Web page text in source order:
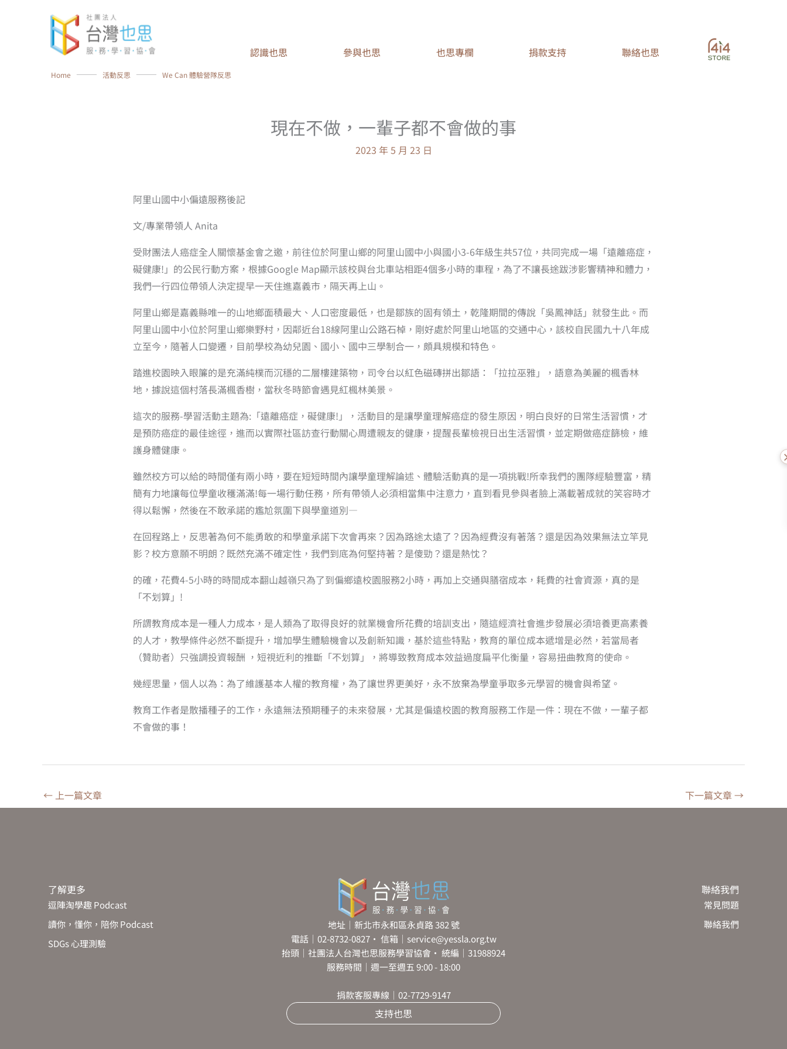
認識也思 參與也思 也思專欄 捐款支持 聯絡也思
Home ⸻ 活動反思 ⸻ We Can 體驗營隊反思
現在不做，一輩子都不會做的事
2023 年 5 月 23 日
阿里山國中小偏遠服務後記
文/專業帶領人 Anita
受財團法人癌症全人關懷基金會之邀，前往位於阿里山鄉的阿里山國中小與國小3-6年級生共57位，共同完成一場「遠離癌症，
礙健康!」的公民行動方案，根據Google Map顯示該校與台北車站相距4個多小時的車程，為了不讓長途跋涉影響精神和體力，
我們一行四位帶領人決定提早一天住進嘉義市，隔天再上山。
阿里山鄉是嘉義縣唯一的山地鄉面積最大、人口密度最低，也是鄒族的固有領土，乾隆期間的傳說「吳鳳神話」就發生此。而
阿里山國中小位於阿里山鄉樂野村，因鄰近台18線阿里山公路石棹，剛好處於阿里山地區的交通中心，該校自民國九十八年成
立至今，隨著人口變遷，目前學校為幼兒園、國小、國中三學制合一，頗具規模和特色。
踏進校園映入眼簾的是充滿純樸而沉穩的二層樓建築物，司令台以紅色磁磚拼出鄒語：「拉拉巫雅」，語意為美麗的楓香林
地，據說這個村落長滿楓香樹，當秋冬時節會遇見紅楓林美景。
這次的服務-學習活動主題為:「遠離癌症，礙健康!」，活動目的是讓學童理解癌症的發生原因，明白良好的日常生活習慣，才
是預防癌症的最佳途徑，進而以實際社區訪查行動關心周遭親友的健康，提醒長輩檢視日出生活習慣，並定期做癌症篩檢，維
護身體健康。
雖然校方可以給的時間僅有兩小時，要在短短時間內讓學童理解論述、體驗活動真的是一項挑戰!所幸我們的團隊經驗豐富，精
簡有力地讓每位學童收穫滿滿!每一場行動任務，所有帶領人必須相當集中注意力，直到看見參與者臉上滿載著成就的笑容時才
得以鬆懈，然後在不敢承諾的尷尬氛圍下與學童道別—
在回程路上，反思著為何不能勇敢的和學童承諾下次會再來？因為路途太遠了？因為經費沒有著落？還是因為效果無法立竿見
影？校方意願不明朗？既然充滿不確定性，我們到底為何堅持著？是傻勁？還是熱忱？
的確，花費4-5小時的時間成本翻山越嶺只為了到偏鄉遠校園服務2小時，再加上交通與膳宿成本，耗費的社會資源，真的是
「不划算」!
所謂教育成本是一種人力成本，是人類為了取得良好的就業機會所花費的培訓支出，隨這經濟社會進步發展必須培養更高素養
的人才，教學條件必然不斷提升，增加學生體驗機會以及創新知識，基於這些特點，教育的單位成本遞增是必然，若當局者
（贊助者）只強調投資報酬 ，短視近利的推斷「不划算」，將導致教育成本效益過度扁平化衡量，容易扭曲教育的使命。
幾經思量，個人以為：為了維護基本人權的教育權，為了讓世界更美好，永不放棄為學童爭取多元學習的機會與希望。
教育工作者是散播種子的工作，永遠無法預期種子的未來發展，尤其是偏遠校園的教育服務工作是一件：現在不做，一輩子都
不會做的事！
← 上一篇文章 下一篇文章 →
了解更多
逗陣淘學趣 Podcast
讀你，懂你，陪你 Podcast
SDGs 心理測驗
地址｜新北市永和區永貞路 382 號
電話｜02-8732-0827・ 信箱｜service@yessla.org.tw
抬頭｜社團法人台灣也思服務學習協會・ 統編｜31988924
服務時間｜週一至週五 9:00 - 18:00
捐款客服專線｜02-7729-9147
支持也思
聯絡我們
常見問題
聯絡我們